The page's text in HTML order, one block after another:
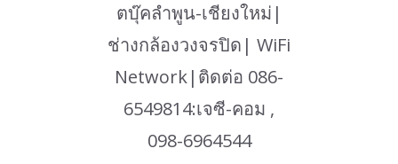
ตบุ๊คลำพูน-เชียงใหม่|
ช่างกล้องวงจรปิด| WiFi
Network|ติดต่อ 086-
6549814:เจซี-คอม ,
098-6964544